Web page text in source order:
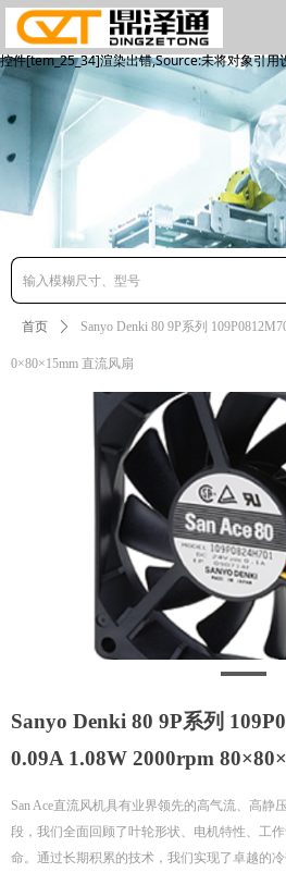
Sanyo Denki 80 9P系列
0.09A 1.08W 2000rpm
San Ace直流风机具有业界领先的高气流、高静
段，我们全面回顾了叶轮形状、电机特性、工
命。通过长期积累的技术，我们实现了卓越的冷
控件[tem_25_34]渲染出错,Source:未将对象引用
首页 ꄲ Sanyo Denki 80 9P系列
0×80×15mm 直流风扇
控件[tem_25_34]渲染出错,Source:未将对象引用